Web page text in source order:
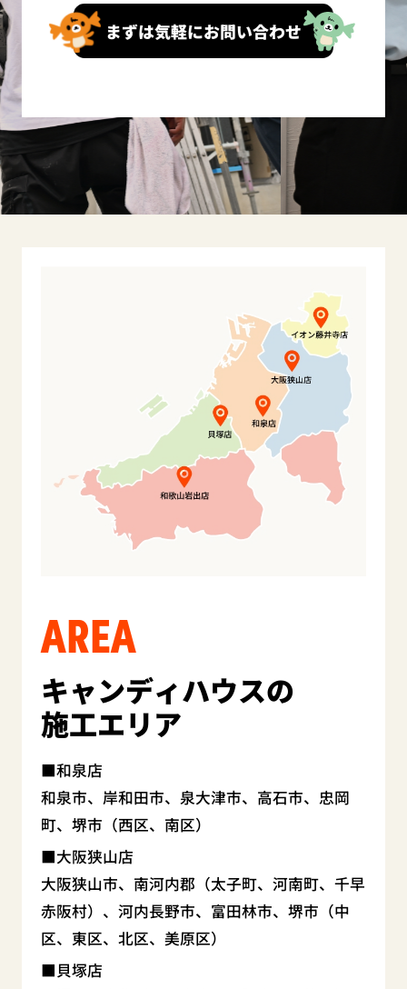
まずは気軽にお問い合わせ
AREA
キャンディハウスの
施工エリア
和泉店
和泉市、岸和田市、泉大津市、高石市、忠岡
町、堺市（西区、南区）
大阪狭山店
大阪狭山市、南河内郡（太子町、河南町、千早
赤阪村）、河内長野市、富田林市、堺市（中
区、東区、北区、美原区）
貝塚店